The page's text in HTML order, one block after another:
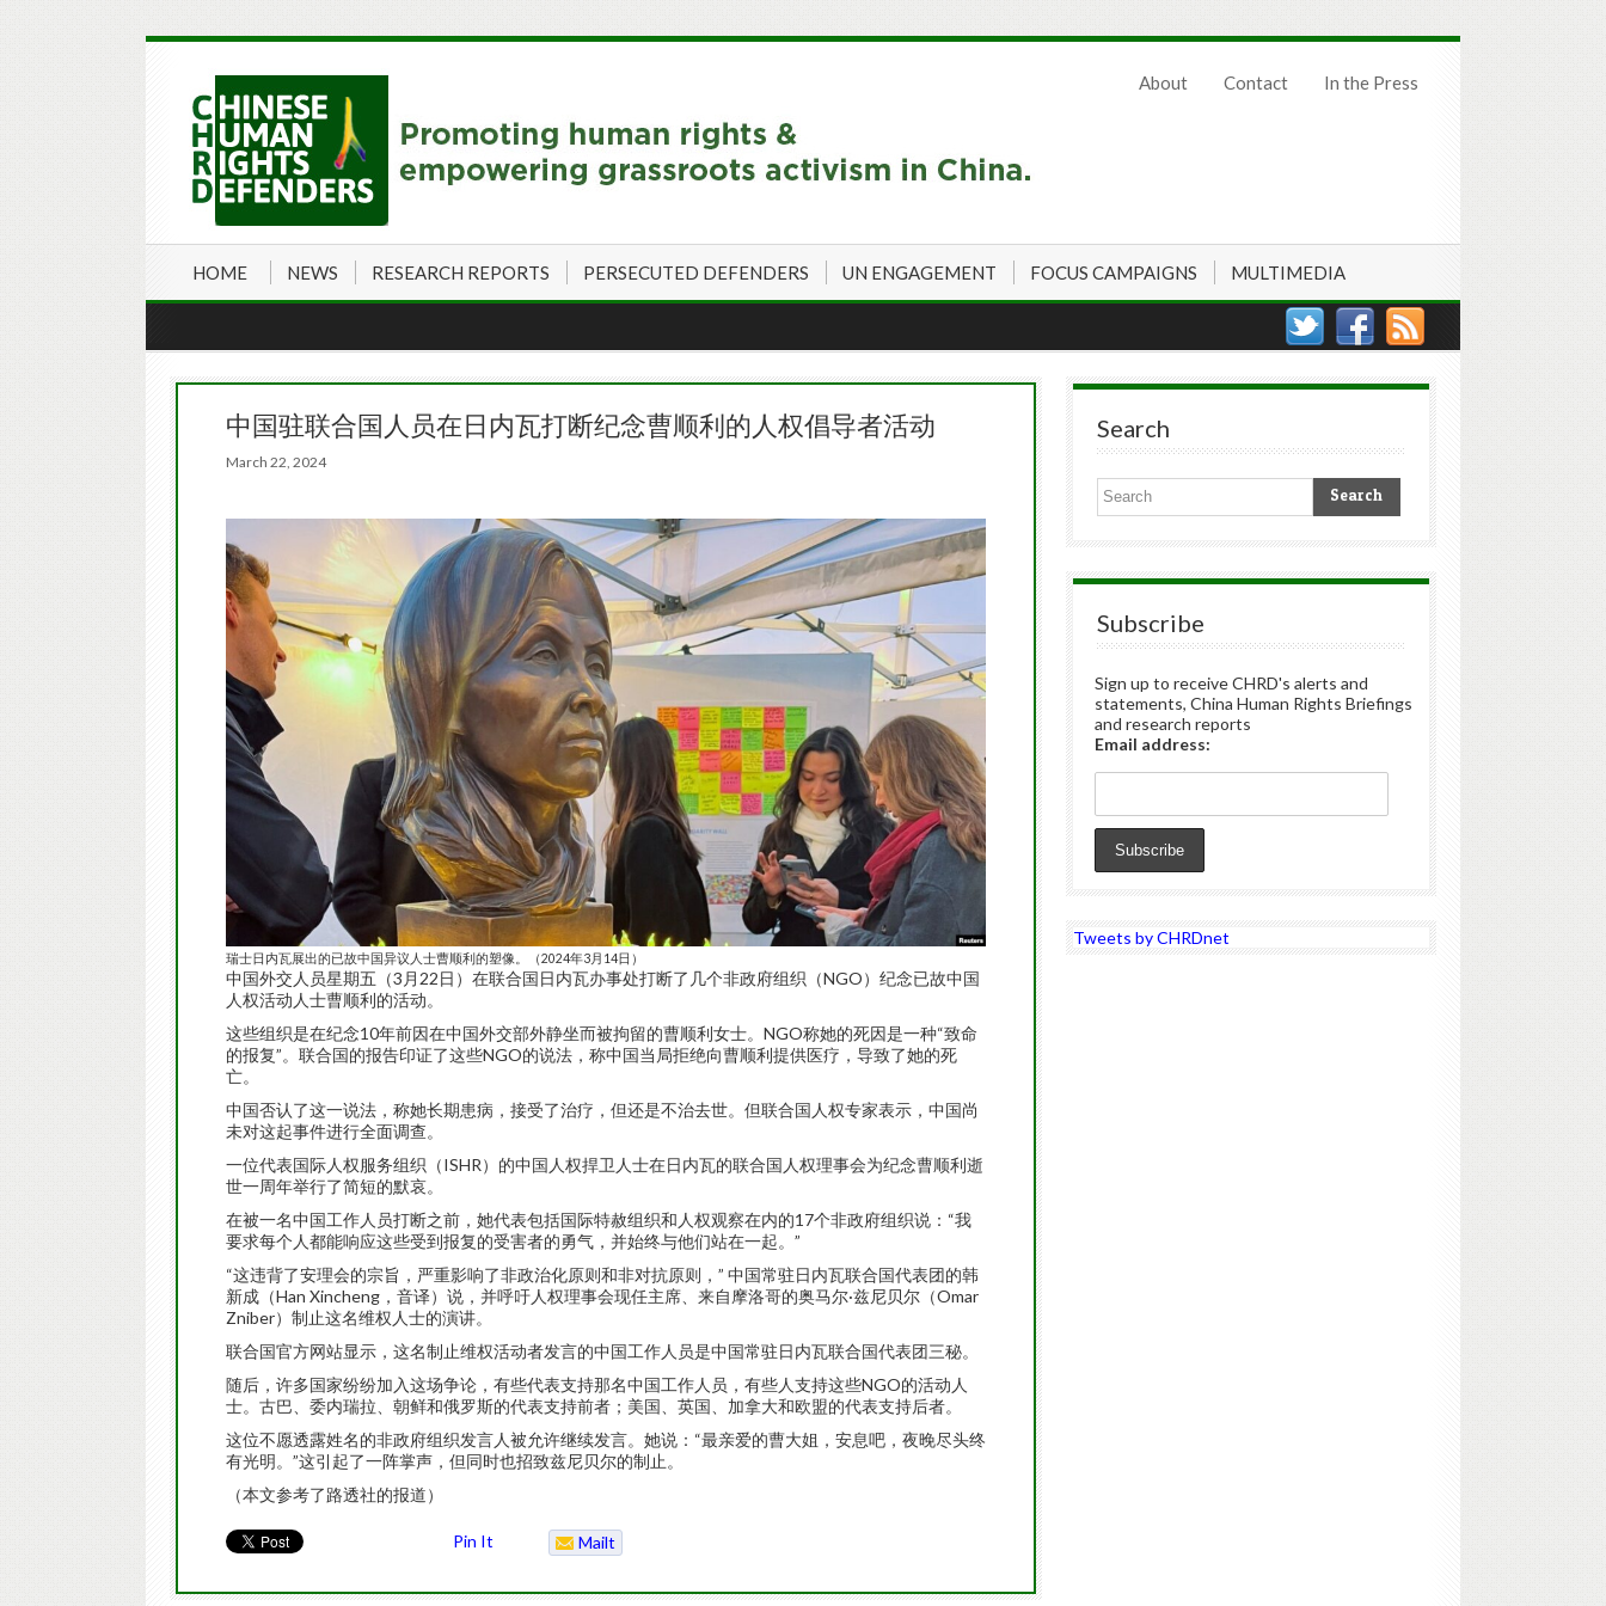
About Contact In the Press
HOME NEWS RESEARCH REPORTS PERSECUTED DEFENDERS UN ENGAGEMENT FOCUS CAMPAIGNS MULTIMEDIA
中国驻联合国人员在日内瓦打断纪念曹顺利的人权倡导者活动
March 22, 2024
瑞士日内瓦展出的已故中国异议人士曹顺利的塑像。（2024年3月14日）
中国外交人员星期五（3月22日）在联合国日内瓦办事处打断了几个非政府组织（NGO）纪念已故中国
人权活动人士曹顺利的活动。
这些组织是在纪念10年前因在中国外交部外静坐而被拘留的曹顺利女士。NGO称她的死因是一种“致命
的报复”。联合国的报告印证了这些NGO的说法，称中国当局拒绝向曹顺利提供医疗，导致了她的死
亡。
中国否认了这一说法，称她长期患病，接受了治疗，但还是不治去世。但联合国人权专家表示，中国尚
未对这起事件进行全面调查。
一位代表国际人权服务组织（ISHR）的中国人权捍卫人士在日内瓦的联合国人权理事会为纪念曹顺利逝
世一周年举行了简短的默哀。
在被一名中国工作人员打断之前，她代表包括国际特赦组织和人权观察在内的17个非政府组织说：“我
要求每个人都能响应这些受到报复的受害者的勇气，并始终与他们站在一起。”
“这违背了安理会的宗旨，严重影响了非政治化原则和非对抗原则，” 中国常驻日内瓦联合国代表团的韩
新成（Han Xincheng，音译）说，并呼吁人权理事会现任主席、来自摩洛哥的奥马尔·兹尼贝尔（Omar
Zniber）制止这名维权人士的演讲。
联合国官方网站显示，这名制止维权活动者发言的中国工作人员是中国常驻日内瓦联合国代表团三秘。
随后，许多国家纷纷加入这场争论，有些代表支持那名中国工作人员，有些人支持这些NGO的活动人
士。古巴、委内瑞拉、朝鲜和俄罗斯的代表支持前者；美国、英国、加拿大和欧盟的代表支持后者。
这位不愿透露姓名的非政府组织发言人被允许继续发言。她说：“最亲爱的曹大姐，安息吧，夜晚尽头终
有光明。”这引起了一阵掌声，但同时也招致兹尼贝尔的制止。
（本文参考了路透社的报道）
Pin It
Mailt
Search
Subscribe
Sign up to receive CHRD's alerts and
statements, China Human Rights Briefings
and research reports
Email address:
Tweets by CHRDnet